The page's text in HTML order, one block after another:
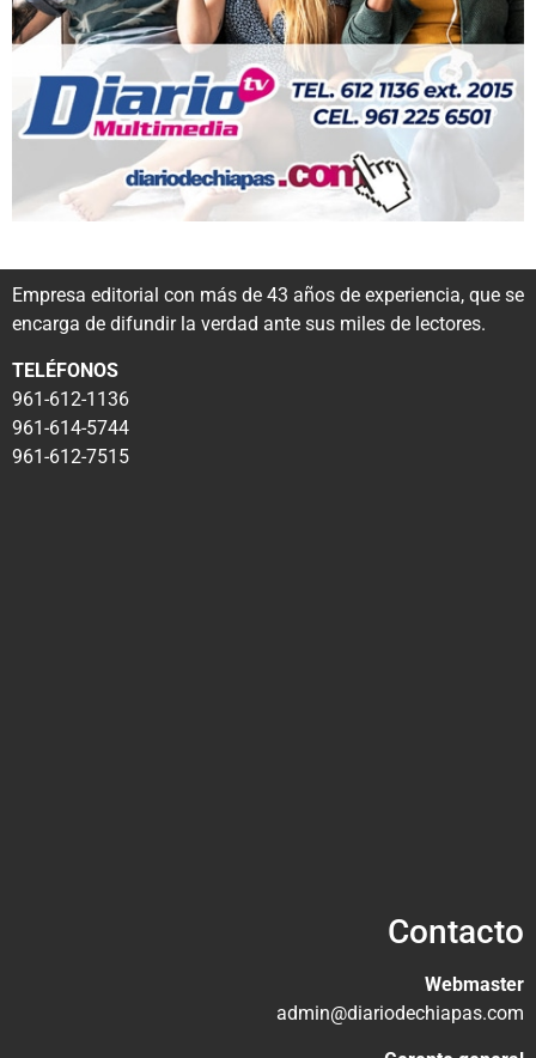
Empresa editorial con más de 43 años de experiencia, que se
encarga de difundir la verdad ante sus miles de lectores.
TELÉFONOS
961-612-1136
961-614-5744
961-612-7515
Contacto
Webmaster
admin@diariodechiapas.com